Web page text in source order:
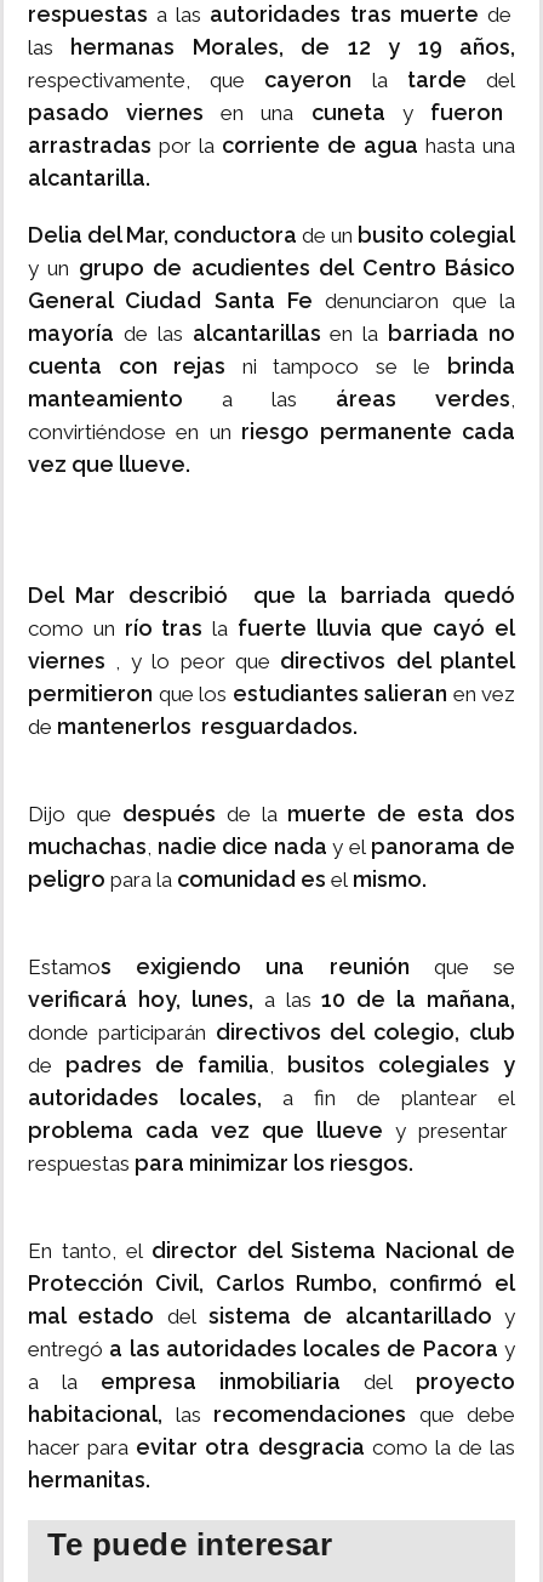
respuestas a las autoridades tras muerte de
las hermanas Morales, de 12 y 19 años,
respectivamente, que cayeron latardedel
pasado viernesen una cuneta y fueron
arrastradas por la corriente de agua hasta una
alcantarilla.
Delia del Mar, conductora de un busito colegial
y un grupo de acudientes del Centro Básico
General Ciudad Santa Fedenunciaron que la
mayoría de las alcantarillasen la barriada no
cuenta con rejas ni tampoco se le brinda
manteamiento a las áreas verdes,
convirtiéndose en un riesgo permanente cada
vez que llueve.
Del Mar describió que la barriada quedó
como un río trasla fuerte lluvia que cayó el
viernes , y lo peor que directivos del plantel
permitieron que los estudiantes salieran en vez
de mantenerlos resguardados.
Dijo que después de lamuerte de esta dos
muchachas, nadie dice naday el panorama de
peligro para la comunidad es el mismo.
Estamos exigiendo una reunión que se
verificará hoy, lunes, a las 10 de la mañana,
donde participarán directivos del colegio, club
de padres de familia, busitos colegiales y
autoridades locales, a fin de plantear el
problema cada vez que llueve y presentar
respuestas para minimizar los riesgos.
En tanto, el director del Sistema Nacional de
Protección Civil, Carlos Rumbo, confirmó el
mal estado del sistema de alcantarilladoy
entregó a las autoridades locales de Pacora y
a la empresa inmobiliaria del proyecto
habitacional, las recomendaciones que debe
hacer para evitar otra desgracia como la de las
hermanitas.
Te puede interesar